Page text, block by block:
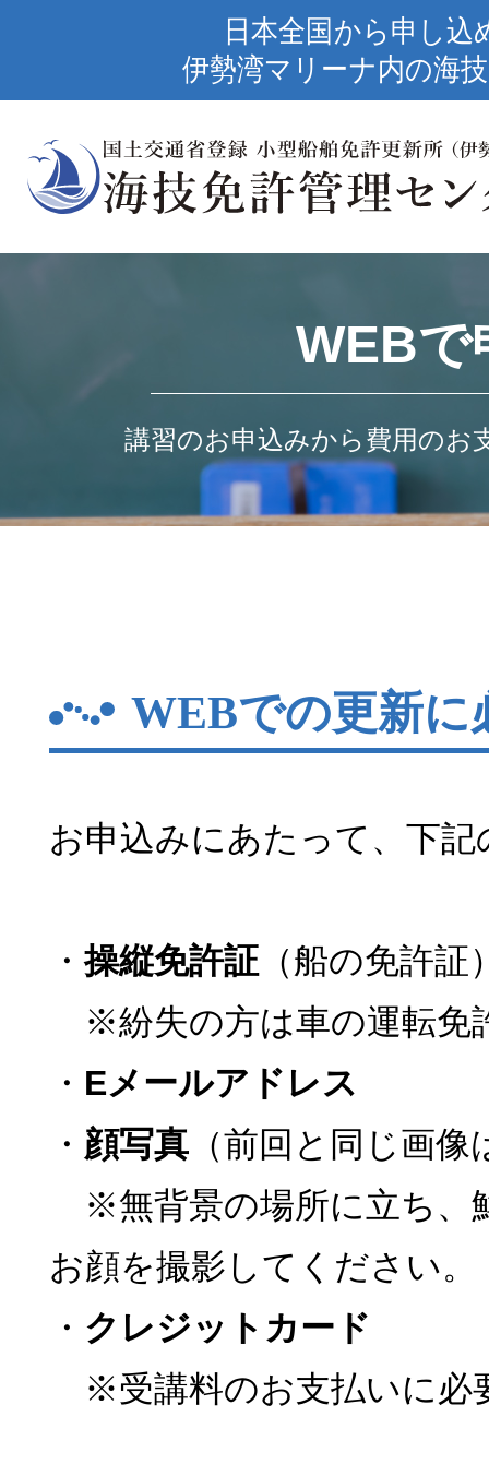
日本全国から申し
伊勢湾マリーナ内の海
WEBで
講習のお申込みから費用のお
WEBでの更新に
お申込みにあたって、下
・操縦免許証（船の免許証
※紛失の方は車の運転免
・ Eメールアドレス
・ 顔写真（前回と同じ画像
※無背景の場所に立ち、
お顔を撮影してください。
・ クレジットカード
※受講料のお支払いに必